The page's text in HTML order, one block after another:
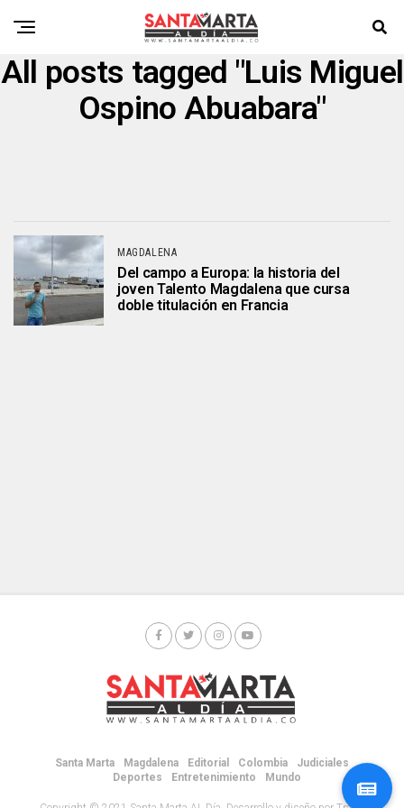
All posts tagged "Luis Miguel
Ospino Abuabara"
MAGDALENA
Del campo a Europa: la historia del
joven Talento Magdalena que cursa
doble titulación en Francia
Santa Marta Magdalena Editorial Colombia
Judiciales
Deportes
Entretenimiento Mundo